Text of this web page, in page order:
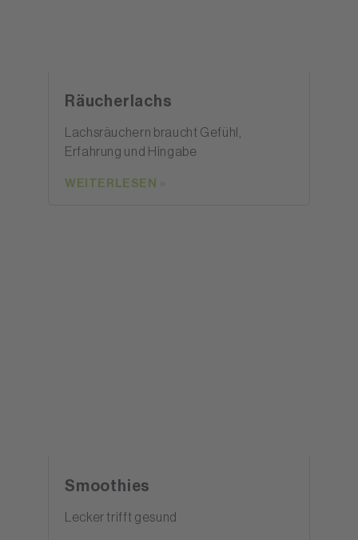
Räucherlachs
Lachsräuchern braucht Gefühl,
Erfahrung und Hingabe
WEITERLESEN »
Smoothies
Lecker trifft gesund